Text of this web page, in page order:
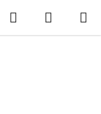
Hledat
KOŠÍK